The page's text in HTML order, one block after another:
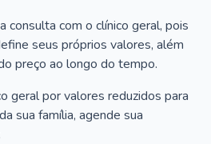
consulta com o clínico geral, pois
seus próprios valores, além
preço ao longo do tempo.
geral por valores reduzidos para
sua família, agende sua